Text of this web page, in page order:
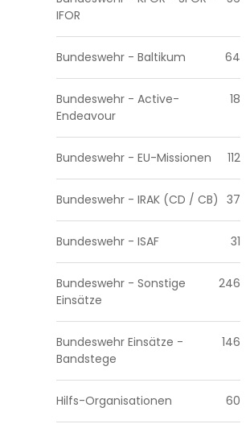
IFOR
Bundeswehr - Baltikum 64
Bundeswehr - Active-
Endeavour
18
Bundeswehr - EU-Missionen 112
Bundeswehr - IRAK (CD / CB) 37
Bundeswehr - ISAF 31
Bundeswehr - Sonstige
Einsätze
246
Bundeswehr Einsätze -
Bandstege
146
Hilfs-Organisationen 60